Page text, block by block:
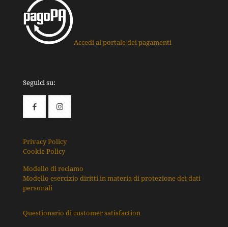
Accedi al portale dei pagamenti
Seguici su:
Privacy Policy
Cookie Policy
Modello di reclamo
Modello esercizio diritti in materia di protezione dei dati
personali
Questionario di customer satisfaction